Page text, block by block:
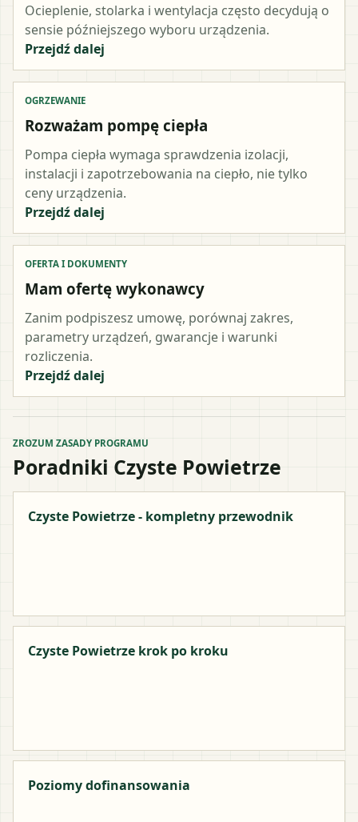
Ocieplenie, stolarka i wentylacja często decydują o
sensie późniejszego wyboru urządzenia.
Przejdź dalej
OGRZEWANIE
Rozważam pompę ciepła
Pompa ciepła wymaga sprawdzenia izolacji,
instalacji i zapotrzebowania na ciepło, nie tylko
ceny urządzenia.
Przejdź dalej
OFERTA I DOKUMENTY
Mam ofertę wykonawcy
Zanim podpiszesz umowę, porównaj zakres,
parametry urządzeń, gwarancje i warunki
rozliczenia.
Przejdź dalej
ZROZUM ZASADY PROGRAMU
Poradniki Czyste Powietrze
Czyste Powietrze - kompletny przewodnik
Czyste Powietrze krok po kroku
Poziomy dofinansowania